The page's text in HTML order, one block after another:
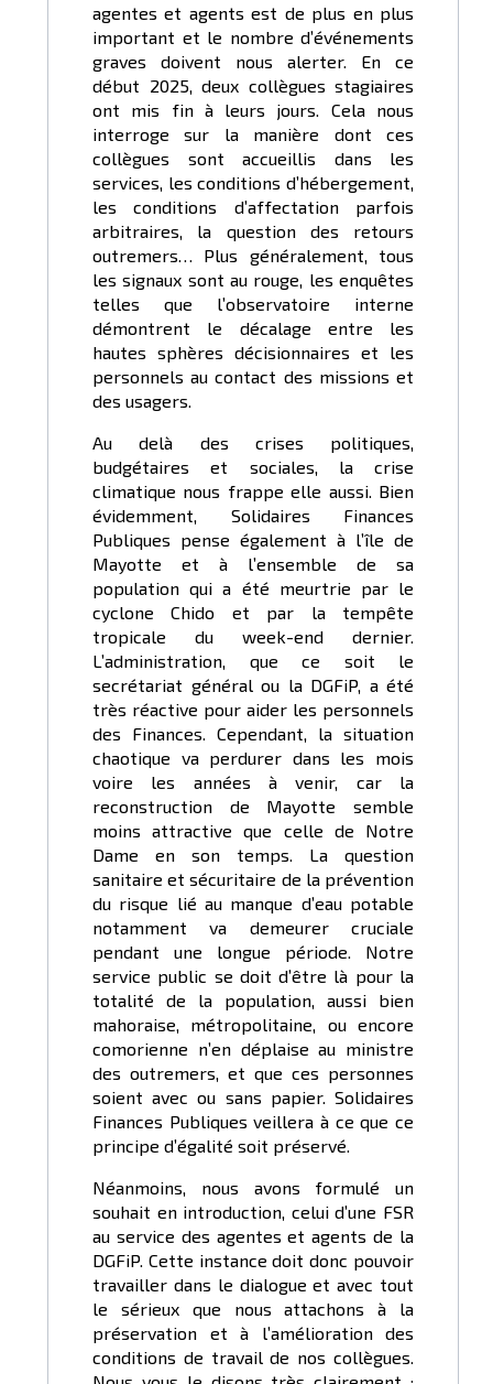
agentes et agents est de plus en plus
important et le nombre d’événements
graves doivent nous alerter. En ce
début 2025, deux collègues stagiaires
ont mis fin à leurs jours. Cela nous
interroge sur la manière dont ces
collègues sont accueillis dans les
services, les conditions d’hébergement,
les conditions d’affectation parfois
arbitraires, la question des retours
outremers… Plus généralement, tous
les signaux sont au rouge, les enquêtes
telles que l’observatoire interne
démontrent le décalage entre les
hautes sphères décisionnaires et les
personnels au contact des missions et
des usagers.
Au delà des crises politiques,
budgétaires et sociales, la crise
climatique nous frappe elle aussi. Bien
évidemment, Solidaires Finances
Publiques pense également à l’île de
Mayotte et à l’ensemble de sa
population qui a été meurtrie par le
cyclone Chido et par la tempête
tropicale du week-end dernier.
L’administration, que ce soit le
secrétariat général ou la DGFiP, a été
très réactive pour aider les personnels
des Finances. Cependant, la situation
chaotique va perdurer dans les mois
voire les années à venir, car la
reconstruction de Mayotte semble
moins attractive que celle de Notre
Dame en son temps. La question
sanitaire et sécuritaire de la prévention
du risque lié au manque d’eau potable
notamment va demeurer cruciale
pendant une longue période. Notre
service public se doit d’être là pour la
totalité de la population, aussi bien
mahoraise, métropolitaine, ou encore
comorienne n’en déplaise au ministre
des outremers, et que ces personnes
soient avec ou sans papier. Solidaires
Finances Publiques veillera à ce que ce
principe d’égalité soit préservé.
Néanmoins, nous avons formulé un
souhait en introduction, celui d’une FSR
au service des agentes et agents de la
DGFiP. Cette instance doit donc pouvoir
travailler dans le dialogue et avec tout
le sérieux que nous attachons à la
préservation et à l’amélioration des
conditions de travail de nos collègues.